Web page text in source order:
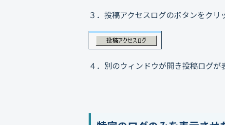
３．投稿アクセスログのボタンをクリ
４．別のウィンドウが開き投稿ログ